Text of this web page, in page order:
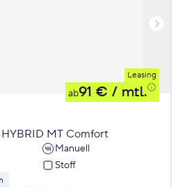
Leasing
ab91 € / mtl.
HYBRID MT Comfort
Manuell
Stoff